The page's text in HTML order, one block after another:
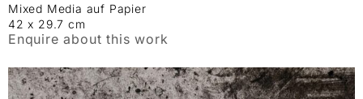
Mixed Media auf Papier
42 x 29.7 cm
Enquire about this work